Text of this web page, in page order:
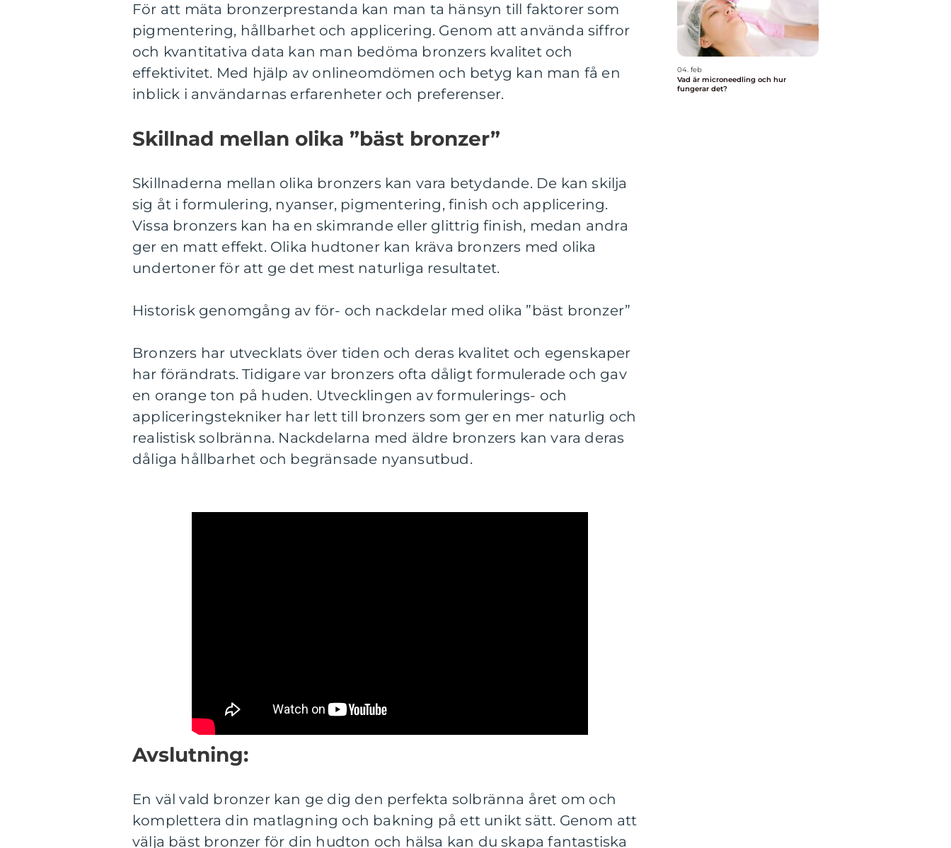
För att mäta bronzerprestanda kan man ta hänsyn till faktorer som
pigmentering, hållbarhet och applicering. Genom att använda siffror
och kvantitativa data kan man bedöma bronzers kvalitet och
effektivitet. Med hjälp av onlineomdömen och betyg kan man få en
inblick i användarnas erfarenheter och preferenser.
Skillnad mellan olika ”bäst bronzer”
Skillnaderna mellan olika bronzers kan vara betydande. De kan skilja
sig åt i formulering, nyanser, pigmentering, finish och applicering.
Vissa bronzers kan ha en skimrande eller glittrig finish, medan andra
ger en matt effekt. Olika hudtoner kan kräva bronzers med olika
undertoner för att ge det mest naturliga resultatet.
Historisk genomgång av för- och nackdelar med olika ”bäst bronzer”
Bronzers har utvecklats över tiden och deras kvalitet och egenskaper
har förändrats. Tidigare var bronzers ofta dåligt formulerade och gav
en orange ton på huden. Utvecklingen av formulerings- och
appliceringstekniker har lett till bronzers som ger en mer naturlig och
realistisk solbränna. Nackdelarna med äldre bronzers kan vara deras
dåliga hållbarhet och begränsade nyansutbud.
Avslutning:
En väl vald bronzer kan ge dig den perfekta solbränna året om och
komplettera din matlagning och bakning på ett unikt sätt. Genom att
välja bäst bronzer för din hudton och hälsa kan du skapa fantastiska
04. feb
Vad är microneedling och hur
fungerar det?